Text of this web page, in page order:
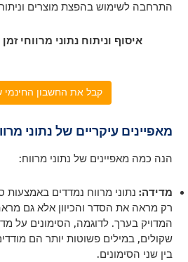
התרחבה לשימוש בהפצת מוצרים
איסוף וניתוח נתוני מרווחי
קבל את החשבון החינמי
מאפיינים עיקריים של נתוני
הנה כמה מאפיינים של נתוני מרווח:
מדידה: נתוני מרווח נמדדים
רק מראה את הסדר והכיוון אלא גם
המדויק בערך. לדוגמה, הסימונים על
שקולים, במילים פשוטות יותר הם
בין שני הסימונים.